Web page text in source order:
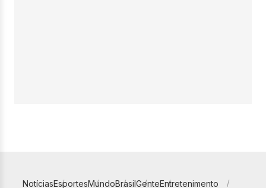
NotíciasEsportesMundoBrasilGenteEntretenimento